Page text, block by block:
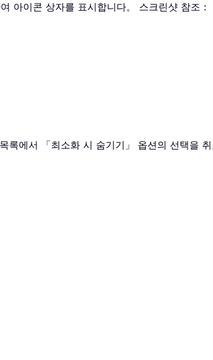
아이콘 상자를 표시합니다。 스크린샷 참조：
에서 「최소화 시 숨기기」 옵션의 선택을 취